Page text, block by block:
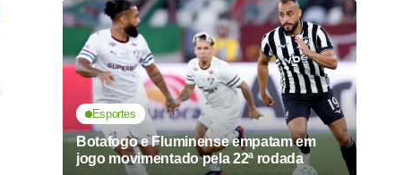
Esportes
Botafogo e Fluminense empatam em
jogo movimentado pela 22ª rodada